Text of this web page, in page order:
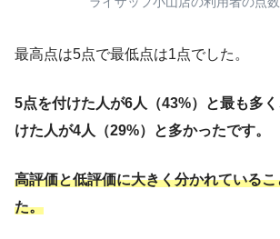
最高点は5点で最低点は1点でした。
5点を付けた人が6人（43%）と最も多
けた人が4人
（29%） と多かったです。
高評価と低評価に大きく分かれている
た。